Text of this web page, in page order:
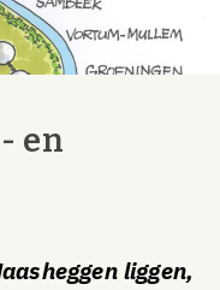
en
liggen,